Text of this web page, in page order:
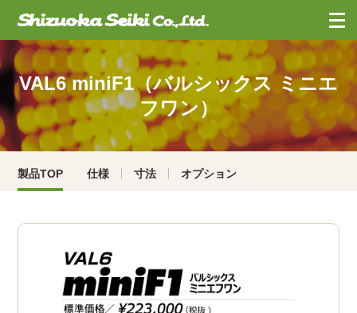
お問合せ・資料請求
VAL6 miniF1（バルシックス ミニエ
フワン）
製品TOP 仕様 寸法 オプション